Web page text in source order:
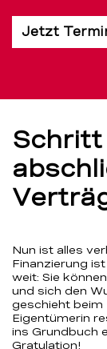
Jetzt
Schritt
Nun ist alles
Finanzierung
weit: Sie
und sich den
geschieht beim
Eigentümerin
ins Grundbuch
Gratulation!